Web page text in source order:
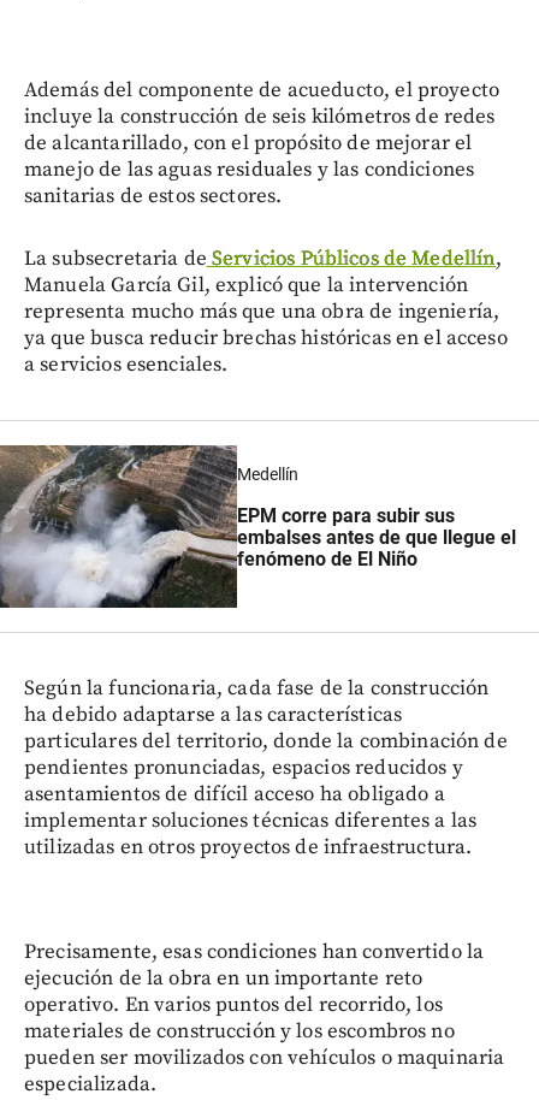
Además del componente de acueducto, el proyecto
incluye la construcción de seis kilómetros de redes
de alcantarillado, con el propósito de mejorar el
manejo de las aguas residuales y las condiciones
sanitarias de estos sectores.
La subsecretaria de Servicios Públicos de Medellín,
Manuela García Gil, explicó que la intervención
representa mucho más que una obra de ingeniería,
ya que busca reducir brechas históricas en el acceso
a servicios esenciales.
Medellín
EPM corre para subir sus
embalses antes de que llegue el
fenómeno de El Niño
Según la funcionaria, cada fase de la construcción
ha debido adaptarse a las características
particulares del territorio, donde la combinación de
pendientes pronunciadas, espacios reducidos y
asentamientos de difícil acceso ha obligado a
implementar soluciones técnicas diferentes a las
utilizadas en otros proyectos de infraestructura.
Precisamente, esas condiciones han convertido la
ejecución de la obra en un importante reto
operativo. En varios puntos del recorrido, los
materiales de construcción y los escombros no
pueden ser movilizados con vehículos o maquinaria
especializada.